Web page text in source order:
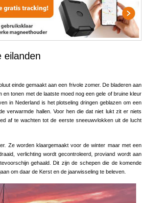
eilanden
einde gemaakt aan een frivole zomer. De bladeren aan
tonen met de laatste moed nog een gele of bruine kleur
in Nederland is het plotseling dringen geblazen om een
verwarmde hallen. Voor hen die dat niet lukt zit er niets
af te wachten tot de eerste sneeuwvlokken uit de lucht
Ze worden klaargemaakt voor de winter maar met een
verlichting wordt gecontroleerd, proviand wordt aan
gehaald. Dit zijn de schepen die de komende
om daar de Kerst en de jaarwisseling te beleven.